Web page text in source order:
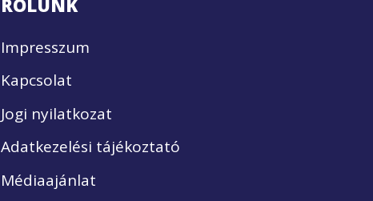
Impresszum
Kapcsolat
Jogi nyilatkozat
Adatkezelési tájékoztató
Médiaajánlat